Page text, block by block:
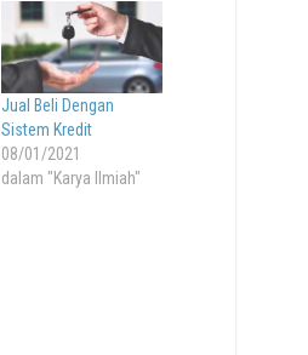
Jual Beli Dengan
Sistem Kredit
08/01/2021
dalam "Karya Ilmiah"